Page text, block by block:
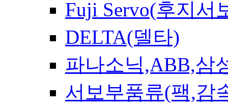
Fuji Servo(후지서
DELTA(델타)
파나소닉,ABB,삼
서보부품류(팩,감